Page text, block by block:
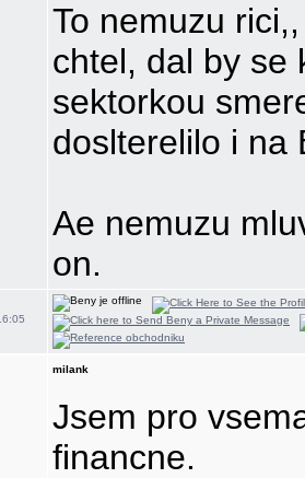
To nemuzu
chtel, dal by se
sektorkou
doslterelilo i na
Ae nemuzu
on.
milank
Jsem pro
financne.